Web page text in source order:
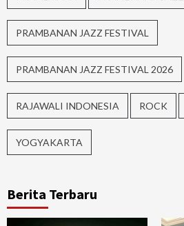
PRAMBANAN JAZZ FESTIVAL
PRAMBANAN JAZZ FESTIVAL 2026
RAJAWALI INDONESIA ROCK
YOGYAKARTA
Berita Terbaru